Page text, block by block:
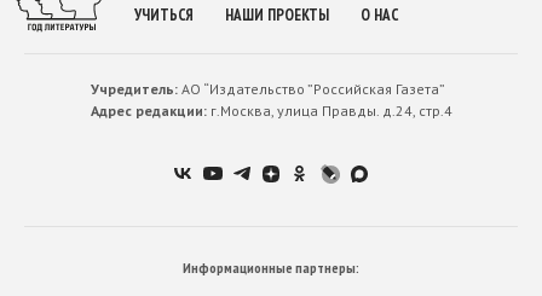
УЧИТЬСЯ
НАШИ ПРОЕКТЫ О НАС
Учредитель:АО “Издательство ”Российская Газета”
Адрес редакции:г.Москва, улица Правды. д.24, стр.4
Информационные партнеры: